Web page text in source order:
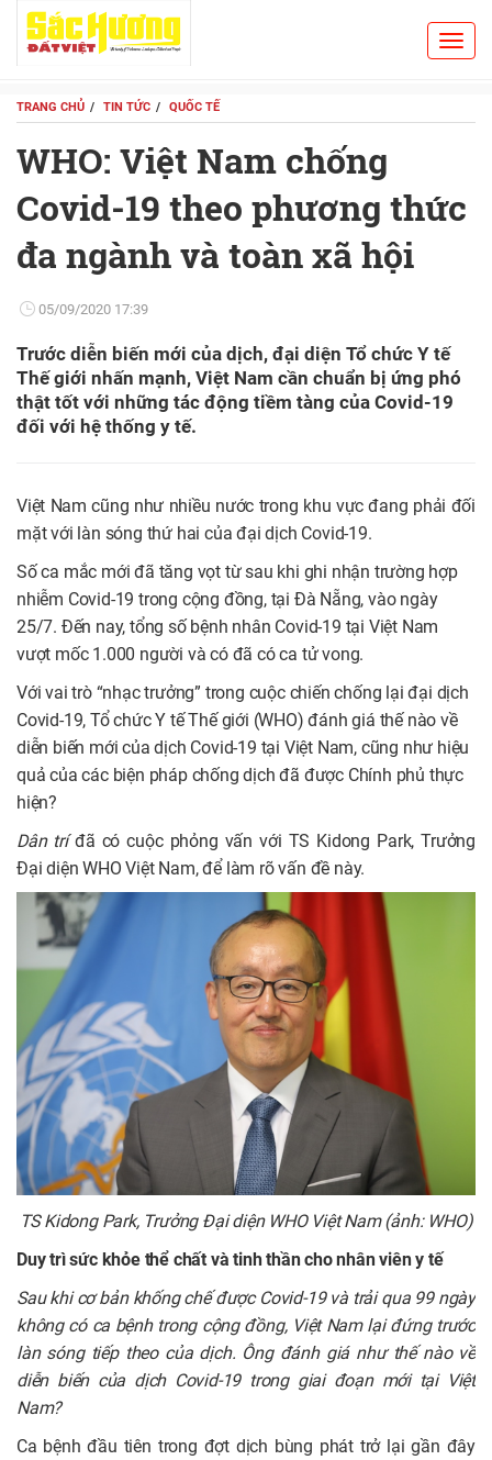
TRANG CHỦ TIN TỨC QUỐC TẾ
WHO: Việt Nam chống
Covid-19 theo phương thức
đa ngành và toàn xã hội
05/09/2020 17:39
Trước diễn biến mới của dịch, đại diện Tổ chức Y tế
Thế giới nhấn mạnh, Việt Nam cần chuẩn bị ứng phó
thật tốt với những tác động tiềm tàng của Covid-19
đối với hệ thống y tế.
Việt Nam cũng như nhiều nước trong khu vực đang phải đối
mặt với làn sóng thứ hai của đại dịch Covid-19.
Số ca mắc mới đã tăng vọt từ sau khi ghi nhận trường hợp
nhiễm Covid-19 trong cộng đồng, tại Đà Nẵng, vào ngày
25/7. Đến nay, tổng số bệnh nhân Covid-19 tại Việt Nam
vượt mốc 1.000 người và có đã có ca tử vong.
Với vai trò “nhạc trưởng” trong cuộc chiến chống lại đại dịch
Covid-19, Tổ chức Y tế Thế giới (WHO) đánh giá thế nào về
diễn biến mới của dịch Covid-19 tại Việt Nam, cũng như hiệu
quả của các biện pháp chống dịch đã được Chính phủ thực
hiện?
Dân tríđã có cuộc phỏng vấn với TS Kidong Park, Trưởng
Đại diện WHO Việt Nam, để làm rõ vấn đề này.
TS Kidong Park, Trưởng Đại diện WHO Việt Nam (ảnh: WHO)
Duy trì sức khỏe thể chất và tinh thần cho nhân viên y tế
Sau khi cơ bản khống chế được Covid-19 và trải qua 99 ngày
không có ca bệnh trong cộng đồng, Việt Nam lại đứng trước
làn sóng tiếp theo của dịch. Ông đánh giá như thế nào về
diễn biến của dịch Covid-19 trong giai đoạn mới tại Việt
Nam?
Ca bệnh đầu tiên trong đợt dịch bùng phát trở lại gần đây